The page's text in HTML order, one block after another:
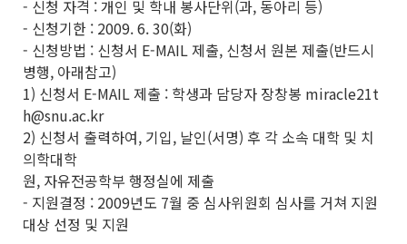
- 신청 자격 : 개인 및 학내 봉사단위(과, 동아리 등)
- 신청기한 : 2009. 6. 30(화)
- 신청방법 : 신청서 E-MAIL 제출, 신청서 원본 제출(반드시
병행, 아래참고)
1) 신청서 E-MAIL 제출 : 학생과 담당자 장창봉 miracle21t
h@snu.ac.kr
2) 신청서 출력하여, 기입, 날인(서명) 후 각 소속 대학 및 치
의학대학
원, 자유전공학부 행정실에 제출
- 지원결정 : 2009년도 7월 중 심사위원회 심사를 거쳐 지원
대상 선정 및 지원